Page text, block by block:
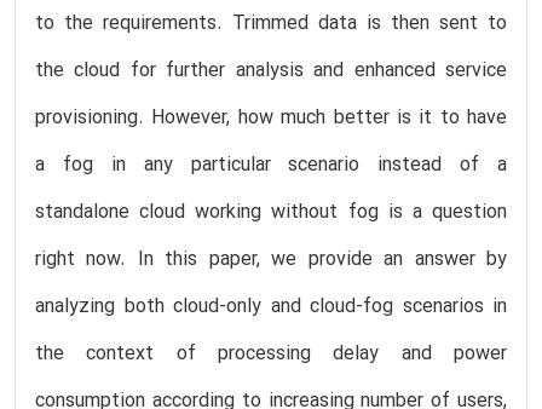
to the requirements. Trimmed data is then sent to
the cloud for further analysis and enhanced service
provisioning. However, how much better is it to have
a fog in any particular scenario instead of a
standalone cloud working without fog is a question
right now. In this paper, we provide an answer by
analyzing both cloud-only and cloud-fog scenarios in
the context of processing delay and power
consumption according to increasing number of users,